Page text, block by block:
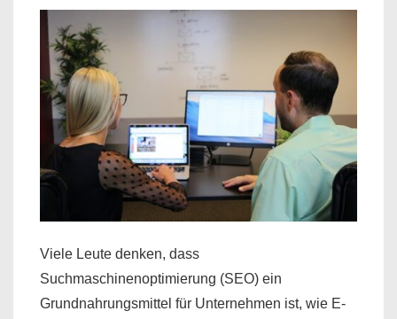
Viele Leute denken, dass
Suchmaschinenoptimierung (SEO) ein
Grundnahrungsmittel für Unternehmen ist, wie E-